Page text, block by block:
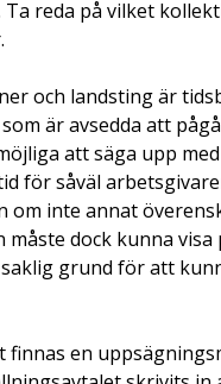
reda på vilket
och landsting är
är avsedda att
att säga upp
för såväl
om inte annat
måste dock kunna visa
grund för att
finnas en